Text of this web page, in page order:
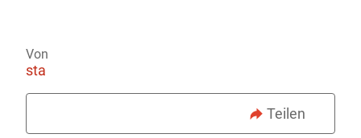
Von
sta
Teilen